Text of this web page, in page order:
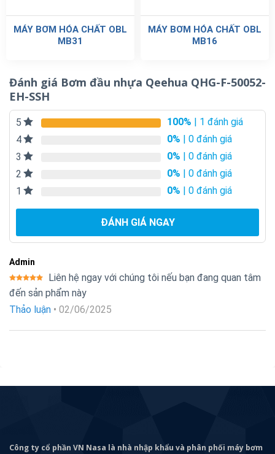
MÁY BƠM HÓA CHẤT OBL
MB31
MÁY BƠM HÓA CHẤT OBL
MB16
Đánh giá Bơm đầu nhựa Qeehua QHG-F-50052-
EH-SSH
5 100% | 1 đánh giá
4
0% | 0 đánh giá
3
0% | 0 đánh giá
2
0% | 0 đánh giá
1
0% | 0 đánh giá
ĐÁNH GIÁ NGAY
Admin
Được xếp
hạng
55
Liên hệ ngay với chúng tôi nếu bạn đang quan tâm
đến sản phẩm này
Thảo luận • 02/06/2025
Công ty cổ phần VN Nasa là nhà nhập khẩu và phân phối máy bơm